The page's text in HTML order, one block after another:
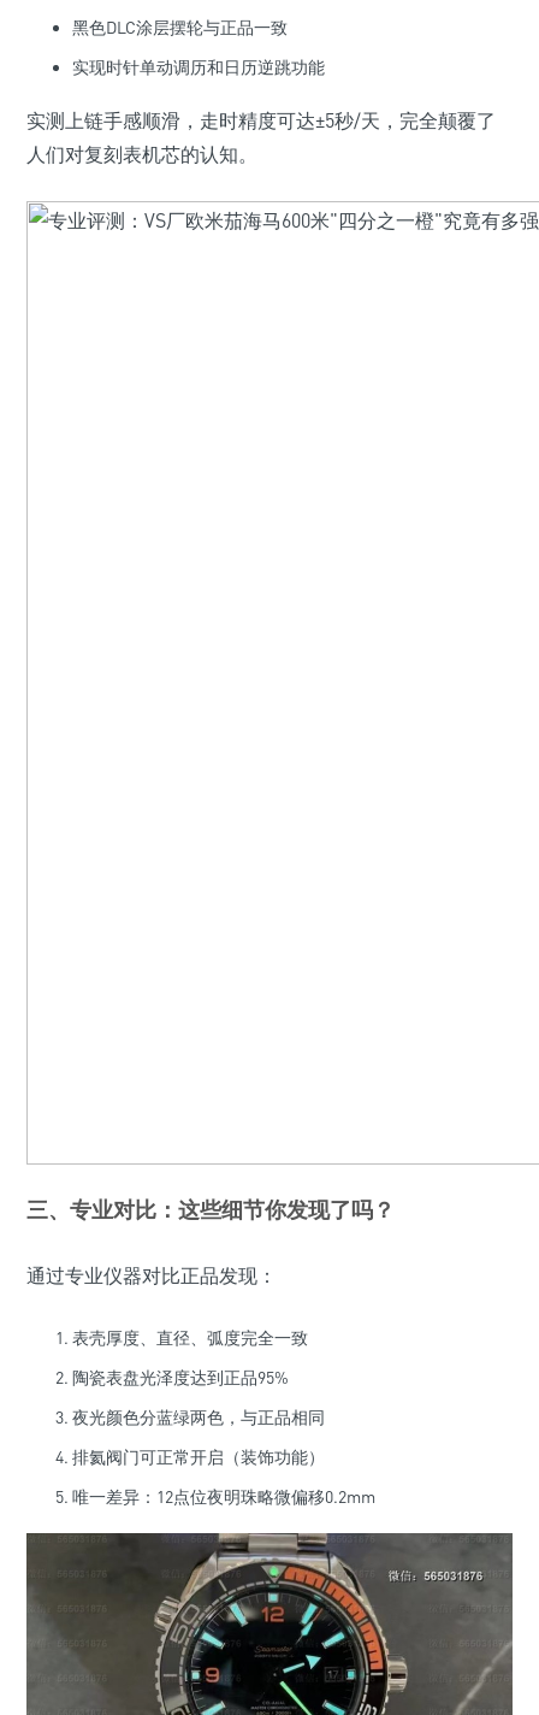
黑色DLC涂层摆轮与正品一致
实现时针单动调历和日历逆跳功能
实测上链手感顺滑，走时精度可达±5秒/天，完全颠覆了
人们对复刻表机芯的认知。
三、专业对比：这些细节你发现了吗？
通过专业仪器对比正品发现：
表壳厚度、直径、弧度完全一致
陶瓷表盘光泽度达到正品95%
夜光颜色分蓝绿两色，与正品相同
排氦阀门可正常开启（装饰功能）
唯一差异：12点位夜明珠略微偏移0.2mm